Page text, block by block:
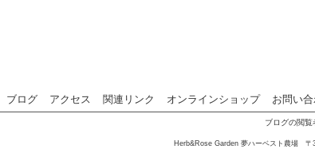
ブログ アクセス 関連リンク オンラインショップ お問い
ブログの閲
Herb&Rose Garden 夢ハーベスト農場 〒